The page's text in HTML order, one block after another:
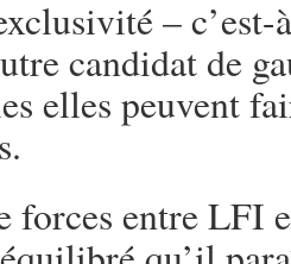
–
candidat de
elles peuvent
forces entre LFI